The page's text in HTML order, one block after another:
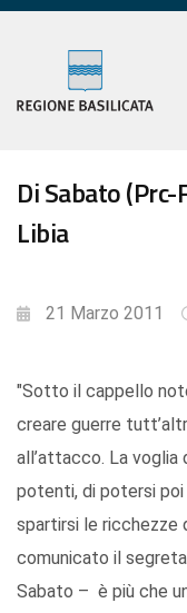
Di Sabato
Libia
21 Marzo 2011
"Sotto il cappello
creare guerre
all’attacco. La voglia
potenti, di potersi
spartirsi le ricchezze
comunicato il
Sabato – è più che